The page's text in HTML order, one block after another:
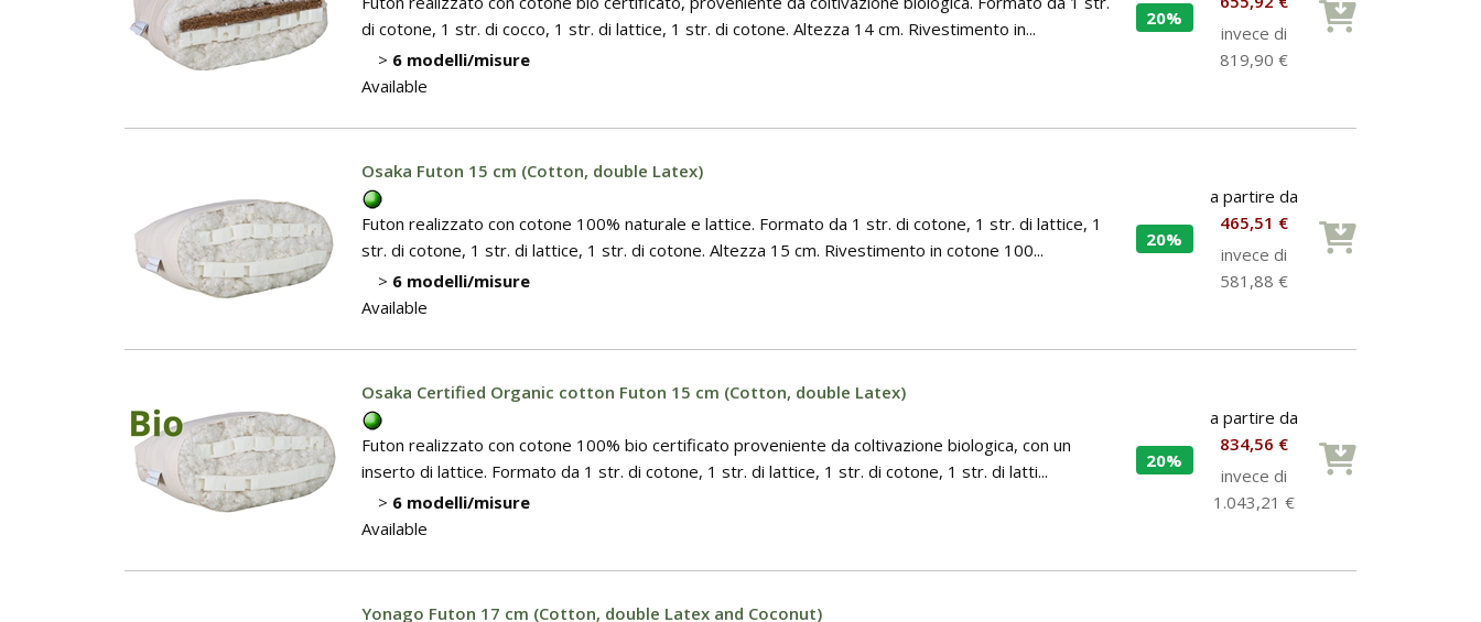
di cotone, 1 str. di cocco, 1 str. di lattice, 1 str. di cotone. Altezza 14 cm. Rivestimento in...
> 6 modelli/misure
Available
20%
invece di
819,90 €
Osaka Futon 15 cm (Cotton, double Latex)
Futon realizzato con cotone 100% naturale e lattice. Formato da 1 str. di cotone, 1 str. di lattice, 1
str. di cotone, 1 str. di lattice, 1 str. di cotone. Altezza 15 cm. Rivestimento in cotone 100...
> 6 modelli/misure
Available
20%
a partire da
465,51 €
invece di
581,88 €
Osaka Certified Organic cotton Futon 15 cm (Cotton, double Latex)
Futon realizzato con cotone 100% bio certificato proveniente da coltivazione biologica, con un
inserto di lattice. Formato da 1 str. di cotone, 1 str. di lattice, 1 str. di cotone, 1 str. di latti...
> 6 modelli/misure
Available
20%
a partire da
834,56 €
invece di
1.043,21 €
Yonago Futon 17 cm (Cotton, double Latex and Coconut)